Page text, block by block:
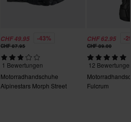
135 x 155 x 85 mm
135 x 160 x 70 mm
CHF 49.95 -43%
CHF 87.95
1 Bewertungen
Motorradhandschuhe
Alpinestars Morph Street
CHF 62.95 -
CHF 89.00
12
Fulcrum